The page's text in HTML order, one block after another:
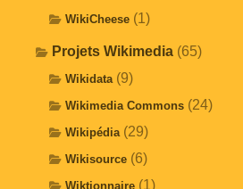
WikiCheese (1)
Projets Wikimedia (65)
Wikidata (9)
Wikimedia Commons (24)
Wikipédia (29)
Wikisource (6)
Wiktionnaire (1)